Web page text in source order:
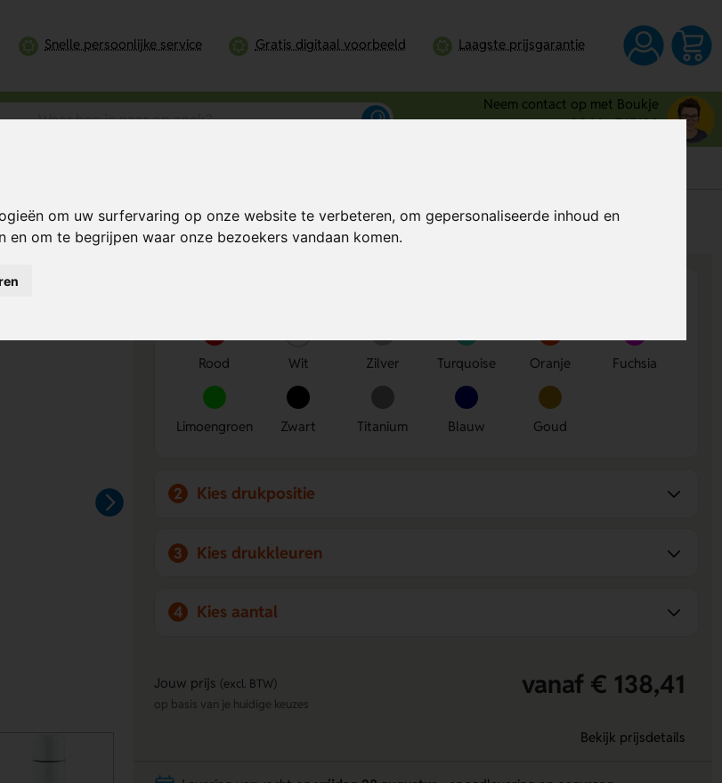
om uw surfervaring op onze website te verbeteren, om gepersonaliseerde inhoud en
om te begrijpen waar onze bezoekers vandaan komen.
Snelle persoonlijke service Gratis digitaal voorbeeld Laagste prijsgarantie
Neem contact op met Boukje
0344 - 745109
Bereken mijn prijs Al vanaf€ 4,59 per stuk (excl. BTW)
Rood Wit Zilver Turquoise Oranje Fuchsia
Limoengroen Zwart Titanium Blauw Goud
2 Kies drukpositie
3 Kies drukkleuren
4 Kies aantal
Jouw prijs (excl. BTW) vanaf € 138,41
op basis van je huidige keuzes
Bekijk prijsdetails